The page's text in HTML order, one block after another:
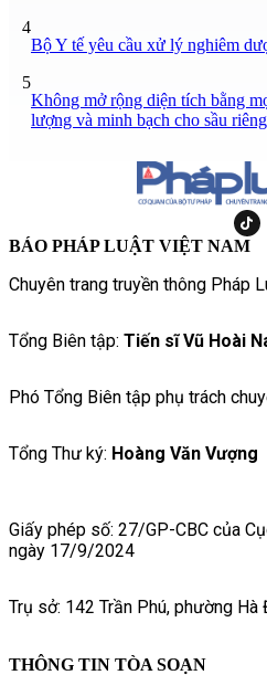
4
Bộ Y tế yêu cầu xử lý nghiêm
5
Không mở rộng diện tích bằng
lượng và minh bạch cho sầu riêng
BÁO PHÁP LUẬT VIỆT NAM
Chuyên trang truyền thông Pháp
Tổng Biên tập: Tiến sĩ Vũ Hoài
Phó Tổng Biên tập phụ trách
Tổng Thư ký: Hoàng Văn Vượng
Giấy phép số: 27/GP-CBC của
ngày 17/9/2024
Trụ sở: 142 Trần Phú, phường Hà
THÔNG TIN TÒA SOẠN